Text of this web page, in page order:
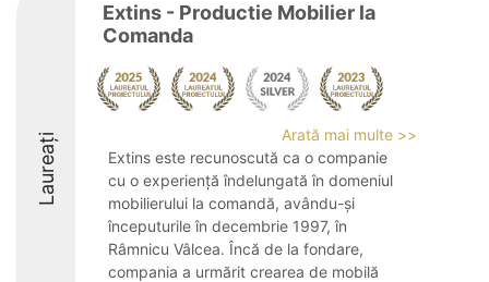
Laureați
Extins - Productie Mobilier la
Comanda
Arată mai multe >>
Extins este recunoscută ca o companie
cu o experiență îndelungată în domeniul
mobilierului la comandă, avându-și
începuturile în decembrie 1997, în
Râmnicu Vâlcea. Încă de la fondare,
compania a urmărit crearea de mobilă